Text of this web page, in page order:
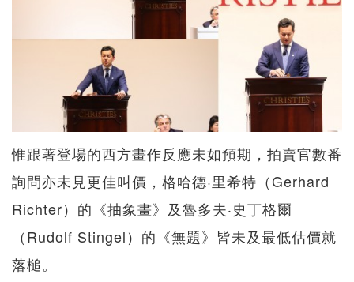
惟跟著登場的西方畫作反應未如預期，拍賣官數番
詢問亦未見更佳叫價，格哈德·里希特（Gerhard
Richter）的《抽象畫》及魯多夫‧史丁格爾
（Rudolf Stingel）的《無題》皆未及最低估價就
落槌。